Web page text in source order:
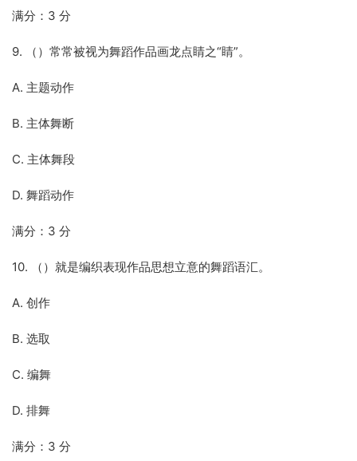
满分：3 分
9. （）常常被视为舞蹈作品画龙点睛之“睛”。
A. 主题动作
B. 主体舞断
C. 主体舞段
D. 舞蹈动作
满分：3 分
10. （）就是编织表现作品思想立意的舞蹈语汇。
A. 创作
B. 选取
C. 编舞
D. 排舞
满分：3 分